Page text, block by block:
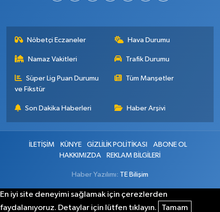
Nöbetçi Eczaneler Hava Durumu
Namaz Vakitleri Trafik Durumu
Süper Lig Puan Durumu
ve Fikstür
Tüm Manşetler
Son Dakika Haberleri Haber Arşivi
İLETİŞİM KÜNYE GİZLİLİK POLİTİKASI
ABONE OL
HAKKIMIZDA
REKLAM BİLGİLERİ
Haber Yazılımı: TE Bilişim
En iyi site deneyimi sağlamak için çerezlerden
faydalanıyoruz. Detaylar için lütfen tıklayın.
Tamam